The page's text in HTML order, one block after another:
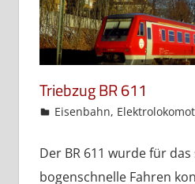
Triebzug BR 611
admin
Eisenbahn,
Der BR 611 wurde für
bogenschnelle Fahren